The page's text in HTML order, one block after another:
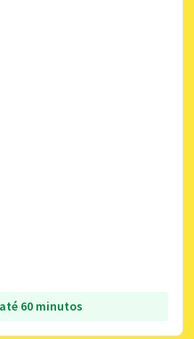
60 minutos